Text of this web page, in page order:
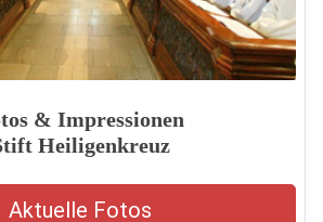
& Impressionen
Heiligenkreuz
Aktuelle Fotos